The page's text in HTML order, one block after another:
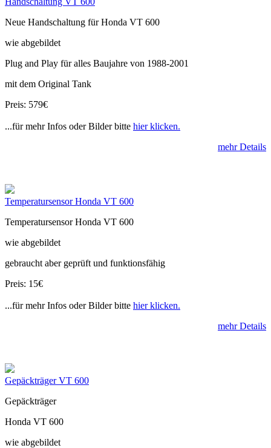
Neue Handschaltung für Honda VT 600
wie abgebildet
Plug and Play für alles Baujahre von 1988-2001
mit dem Original Tank
Preis: 579€
...für mehr Infos oder Bilder bitte hier klicken.
mehr Details
Temperatursensor Honda VT 600
Temperatursensor Honda VT 600
wie abgebildet
gebraucht aber geprüft und funktionsfähig
Preis: 15€
...für mehr Infos oder Bilder bitte hier klicken.
mehr Details
Gepäckträger VT 600
Gepäckträger
Honda VT 600
wie abgebildet